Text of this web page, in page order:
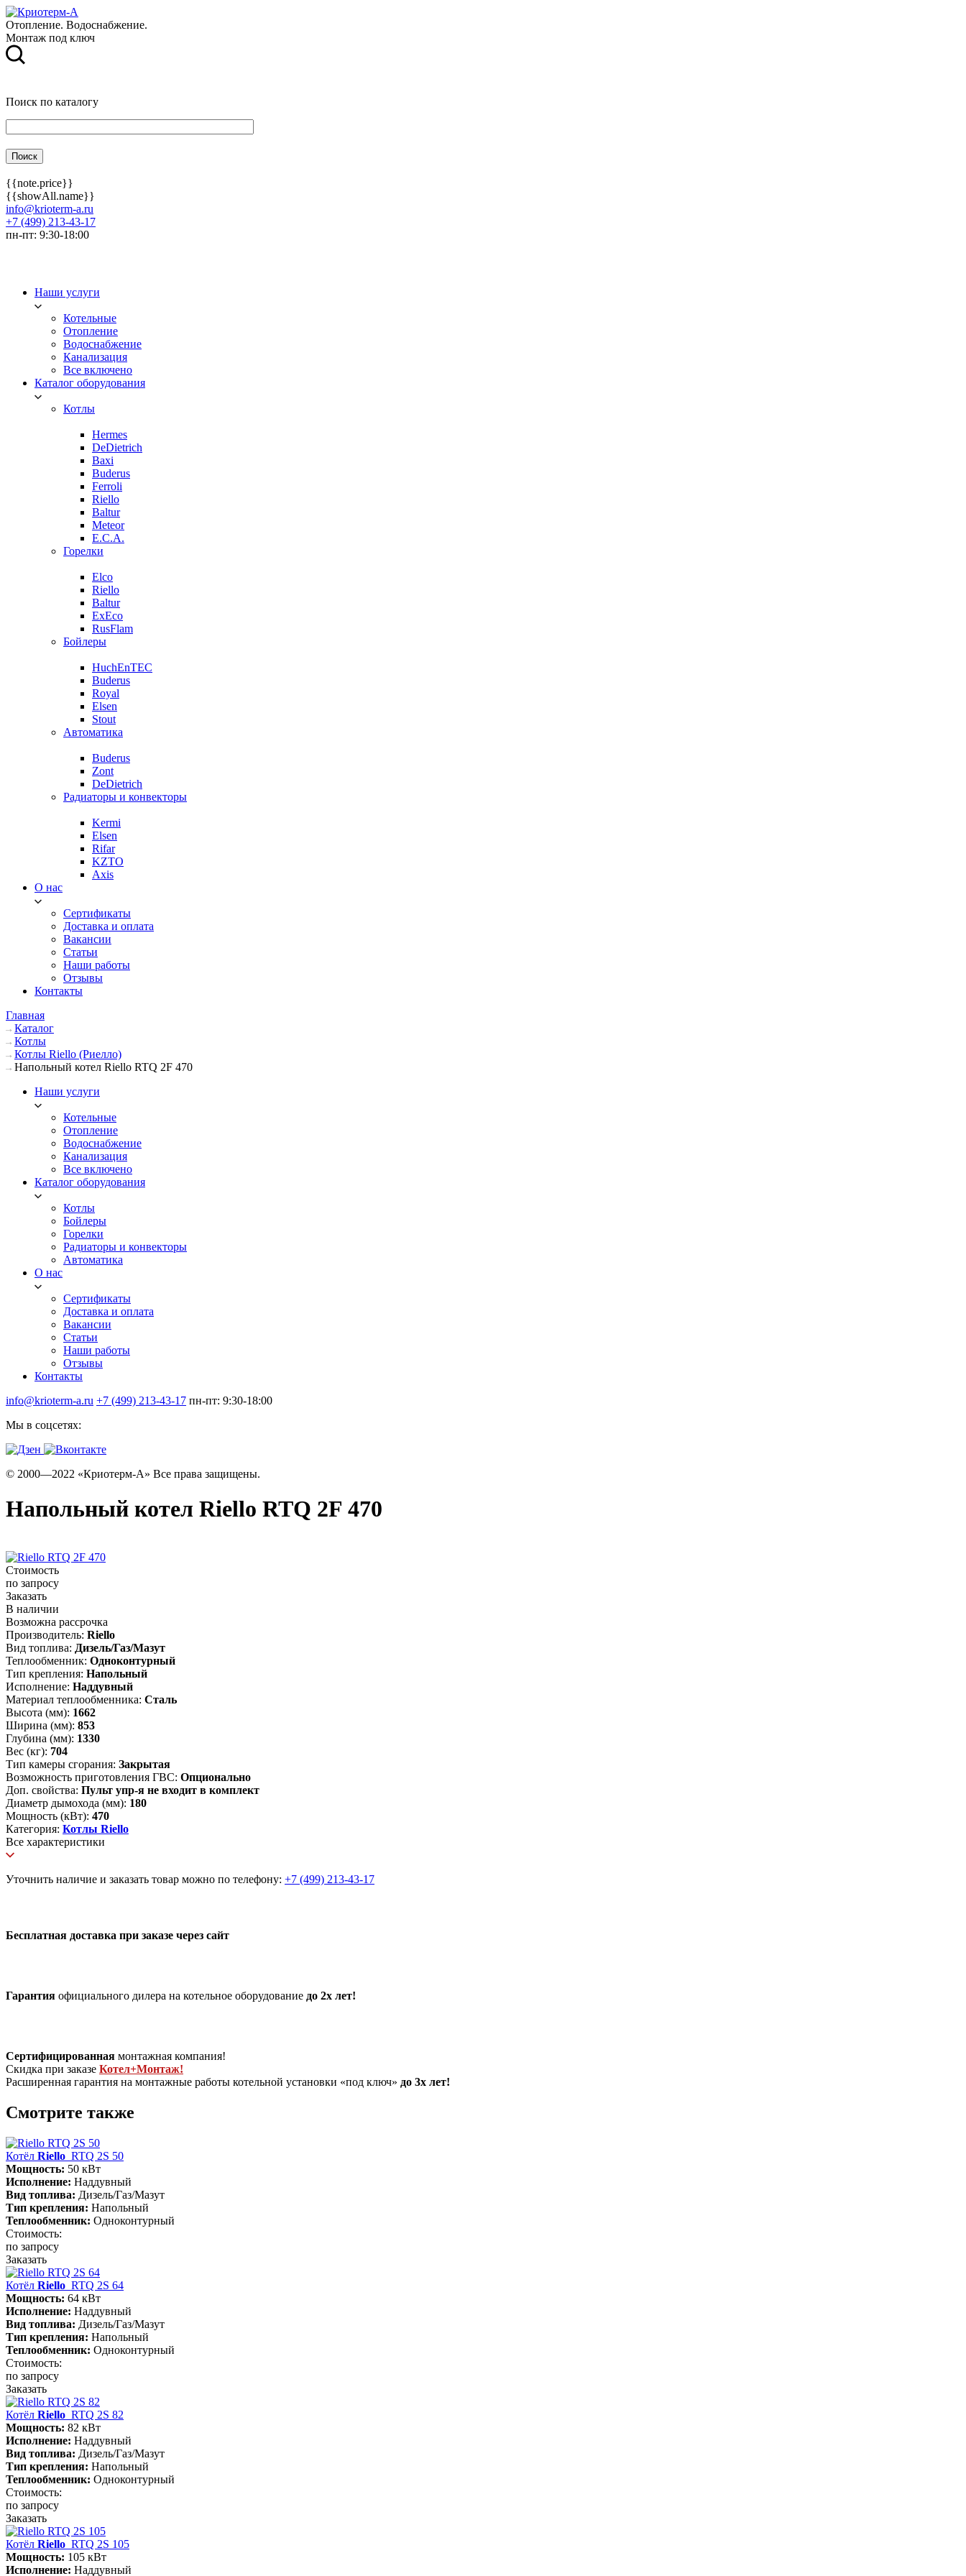
Отопление. Водоснабжение.
Монтаж под ключ
Поиск по каталогу
{{note.price}}
{{showAll.name}}
info@krioterm-a.ru
+7 (499) 213-43-17
пн-пт: 9:30-18:00
Наши услуги
Котельные
Отопление
Водоснабжение
Канализация
Все включено
Каталог оборудования
Котлы
Hermes
DeDietrich
Baxi
Buderus
Ferroli
Riello
Baltur
Meteor
E.C.A.
Горелки
Elco
Riello
Baltur
ExEco
RusFlam
Бойлеры
HuchEnTEC
Buderus
Royal
Elsen
Stout
Автоматика
Buderus
Zont
DeDietrich
Радиаторы и конвекторы
Kermi
Elsen
Rifar
KZTO
Axis
О нас
Сертификаты
Доставка и оплата
Вакансии
Статьи
Наши работы
Отзывы
Контакты
Главная
Каталог
Котлы
Котлы Riello (Риелло)
Напольный котел Riello RTQ 2F 470
Наши услуги
Котельные
Отопление
Водоснабжение
Канализация
Все включено
Каталог оборудования
Котлы
Бойлеры
Горелки
Радиаторы и конвекторы
Автоматика
О нас
Сертификаты
Доставка и оплата
Вакансии
Статьи
Наши работы
Отзывы
Контакты
info@krioterm-a.ru +7 (499) 213-43-17 пн-пт: 9:30-18:00
Мы в соцсетях:
© 2000—2022 «Криотерм-А» Все права защищены.
Напольный котел Riello RTQ 2F 470
Стоимость
по запросу
Заказать
В наличии
Возможна рассрочка
Производитель: Riello
Вид топлива: Дизель/Газ/Мазут
Теплообменник: Одноконтурный
Тип крепления: Напольный
Исполнение: Наддувный
Материал теплообменника: Сталь
Высота (мм): 1662
Ширина (мм): 853
Глубина (мм): 1330
Вес (кг): 704
Тип камеры сгорания: Закрытая
Возможность приготовления ГВС: Опционально
Доп. свойства: Пульт упр-я не входит в комплект
Диаметр дымохода (мм): 180
Мощность (кВт): 470
Категория: Котлы Riello
Все характеристики
Уточнить наличие и заказать товар можно по телефону: +7 (499) 213-43-17
Бесплатная доставка при заказе через сайт
Гарантия официального дилера на котельное оборудование до 2х лет!
Сертифицированная монтажная компания!
Скидка при заказе Котел+Монтаж!
Расширенная гарантия на монтажные работы котельной установки «под ключ» до 3х лет!
Смотрите также
Котёл Riello RTQ 2S 50
Мощность: 50 кВт
Исполнение: Наддувный
Вид топлива: Дизель/Газ/Мазут
Тип крепления: Напольный
Теплообменник: Одноконтурный
Стоимость:
по запросу
Заказать
Котёл Riello RTQ 2S 64
Мощность: 64 кВт
Исполнение: Наддувный
Вид топлива: Дизель/Газ/Мазут
Тип крепления: Напольный
Теплообменник: Одноконтурный
Стоимость:
по запросу
Заказать
Котёл Riello RTQ 2S 82
Мощность: 82 кВт
Исполнение: Наддувный
Вид топлива: Дизель/Газ/Мазут
Тип крепления: Напольный
Теплообменник: Одноконтурный
Стоимость:
по запросу
Заказать
Котёл Riello RTQ 2S 105
Мощность: 105 кВт
Исполнение: Наддувный